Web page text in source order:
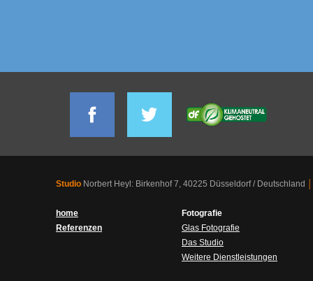
Studio Norbert Heyl: Birkenhof 7, 40225 Düsseldorf / Deutschland
home
Referenzen
Fotografie
Glas Fotografie
Das Studio
Weitere Dienstleistungen